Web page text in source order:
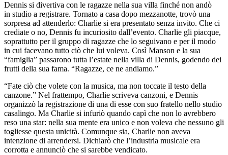
Dennis si divertiva con le ragazze nella sua villa finché non andò
in studio a registrare. Tornato a casa dopo mezzanotte, trovò una
sorpresa ad attenderlo: Charlie si era presentato senza invito. Che ci
crediate o no, Dennis fu incuriosito dall’evento. Charlie gli piacque,
soprattutto per il gruppo di ragazze che lo seguivano e per il modo
in cui facevano tutto ciò che lui voleva. Così Manson e la sua
“famiglia” passarono tutta l’estate nella villa di Dennis, godendo dei
frutti della sua fama. “Ragazze, ce ne andiamo.”
“Fate ciò che volete con la musica, ma non toccate il testo della
canzone.” Nel frattempo, Charlie scriveva canzoni, e Dennis
organizzò la registrazione di una di esse con suo fratello nello studio
casalingo. Ma Charlie si infuriò quando capì che non lo avrebbero
reso una star: nella sua mente era unico e non voleva che nessuno gli
togliesse questa unicità. Comunque sia, Charlie non aveva
intenzione di arrendersi. Dichiarò che l’industria musicale era
corrotta e annunciò che si sarebbe vendicato.